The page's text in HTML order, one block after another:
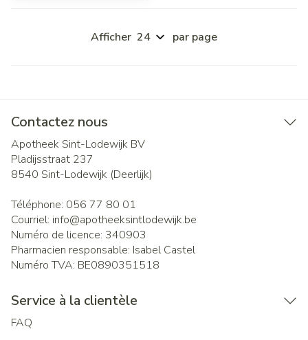
Afficher par page
Contactez nous
Apotheek Sint-Lodewijk BV
Pladijsstraat 237
8540 Sint-Lodewijk (Deerlijk)
Téléphone: 056 77 80 01
Courriel: info@apotheeksintlodewijk.be
Numéro de licence: 340903
Pharmacien responsable: Isabel Castel
Numéro TVA: BE0890351518
Service à la clientèle
FAQ